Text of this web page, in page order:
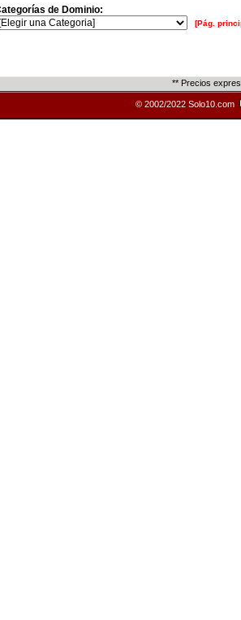
de Dominio:
[Pág.
** Precios
© 2002/2022 Solo10.com